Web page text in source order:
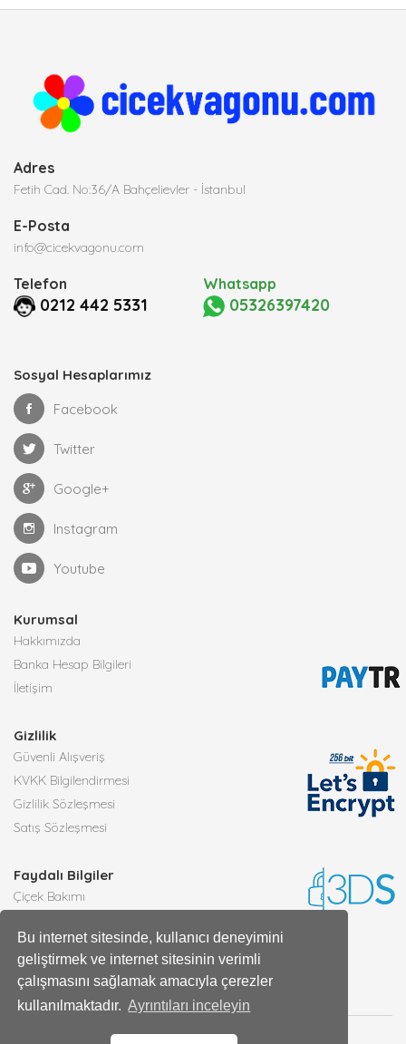
Bu internet sitesinde, kullanıcı deneyimini
geliştirmek ve internet sitesinin verimli
çalışmasını sağlamak amacıyla çerezler
kullanılmaktadır. Ayrıntıları inceleyin
Adres
Fetih Cad. No:36/A Bahçelievler - İstanbul
E-Posta
info@cicekvagonu.com
Telefon
0212 442 5331
Whatsapp
05326397420
Sosyal Hesaplarımız
Facebook
Twitter
Google+
Instagram
Youtube
Kurumsal
Hakkımızda
Banka Hesap Bilgileri
İletişim
Gizlilik
Güvenli Alışveriş
KVKK Bilgilendirmesi
Gizlilik Sözleşmesi
Satış Sözleşmesi
Faydalı Bilgiler
Çiçek Bakımı
Çiçek Anlamları
Tüm Blog Yazıları